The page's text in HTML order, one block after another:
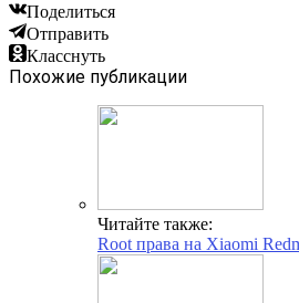
Поделиться
Отправить
Класснуть
Похожие публикации
Читайте также:
Root права на Xiaomi